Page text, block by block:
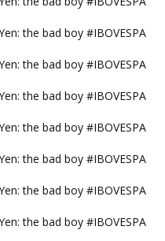
the bad boy #IBOVESPA
the bad boy #IBOVESPA
the bad boy #IBOVESPA
the bad boy #IBOVESPA
the bad boy #IBOVESPA
the bad boy #IBOVESPA
the bad boy #IBOVESPA